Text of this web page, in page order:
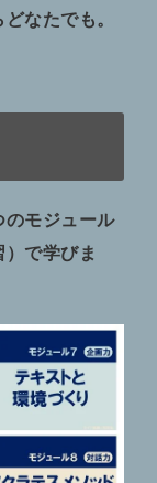
なたでも。
のモジュール
で学びま